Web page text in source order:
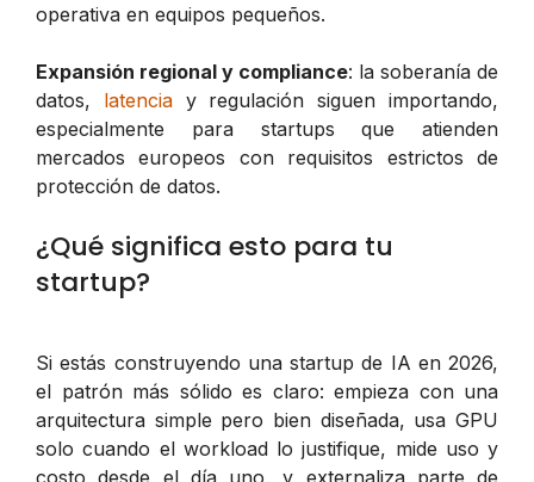
operativa en equipos pequeños.
Expansión regional y compliance: la soberanía de
datos, latenciay regulación siguen importando,
especialmente para startups que atienden
mercados europeos con requisitos estrictos de
protección de datos.
¿Qué significa esto para tu
startup?
Si estás construyendo una startup de IA en 2026,
el patrón más sólido es claro: empieza con una
arquitectura simple pero bien diseñada, usa GPU
solo cuando el workload lo justifique, mide uso y